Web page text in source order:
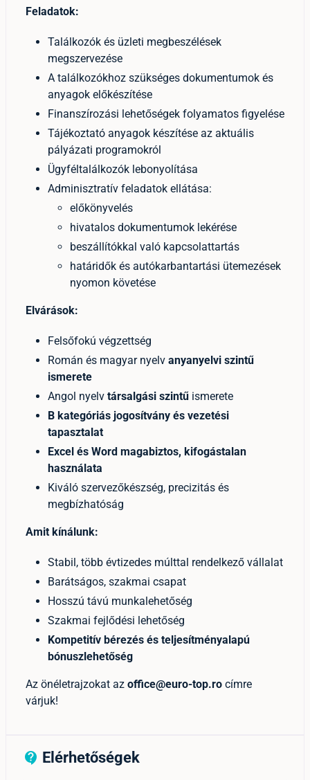
Feladatok:
Találkozók és üzleti megbeszélések
megszervezése
A találkozókhoz szükséges dokumentumok és
anyagok előkészítése
Finanszírozási lehetőségek folyamatos figyelése
Tájékoztató anyagok készítése az aktuális
pályázati programokról
Ügyféltalálkozók lebonyolítása
Adminisztratív feladatok ellátása:
előkönyvelés
hivatalos dokumentumok lekérése
beszállítókkal való kapcsolattartás
határidők és autókarbantartási ütemezések
nyomon követése
Elvárások:
Felsőfokú végzettség
Román és magyar nyelv anyanyelvi szintű
ismerete
Angol nyelv társalgási szintű ismerete
B kategóriás jogosítvány és vezetési
tapasztalat
Excel és Word magabiztos, kifogástalan
használata
Kiváló szervezőkészség, precizitás és
megbízhatóság
Amit kínálunk:
Stabil, több évtizedes múlttal rendelkező vállalat
Barátságos, szakmai csapat
Hosszú távú munkalehetőség
Szakmai fejlődési lehetőség
Kompetitív bérezés és teljesítményalapú
bónuszlehetőség
Az önéletrajzokat az office@euro-top.ro címre
várjuk!
contact_support_outline
Elérhetőségek